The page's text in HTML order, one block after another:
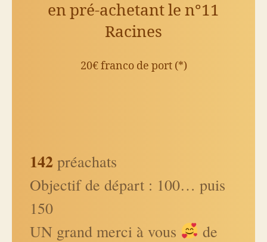
en pré-achetant le n°11
Racines
20€ franco de port (*)
142 préachats
Objectif de départ : 100… puis
150
UN grand merci à vous
de